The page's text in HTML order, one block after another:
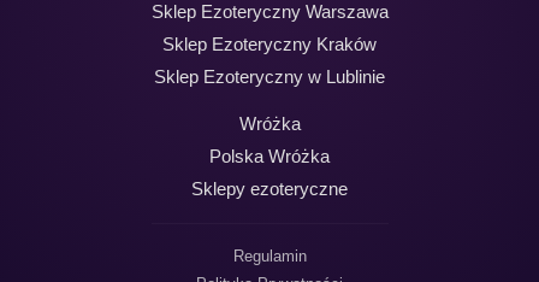
Sklep Ezoteryczny Warszawa
Sklep Ezoteryczny Kraków
Sklep Ezoteryczny w Lublinie
Wróżka
Polska Wróżka
Sklepy ezoteryczne
Regulamin